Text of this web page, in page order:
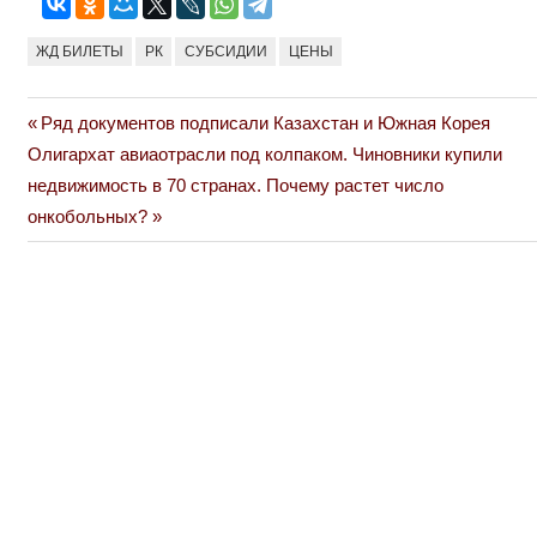
ЖД БИЛЕТЫ РК СУБСИДИИ ЦЕНЫ
Навигация
по
записям
Previous
Post:
Ряд документов подписали Казахстан и Южная Корея
Next
Post:
Олигархат авиаотрасли под колпаком. Чиновники купили
недвижимость в 70 странах. Почему растет число
онкобольных?